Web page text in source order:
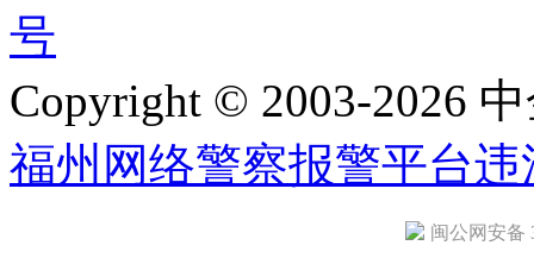
号
Copyright © 2003-2026
福州网络警察报警平台违
闽公网安备